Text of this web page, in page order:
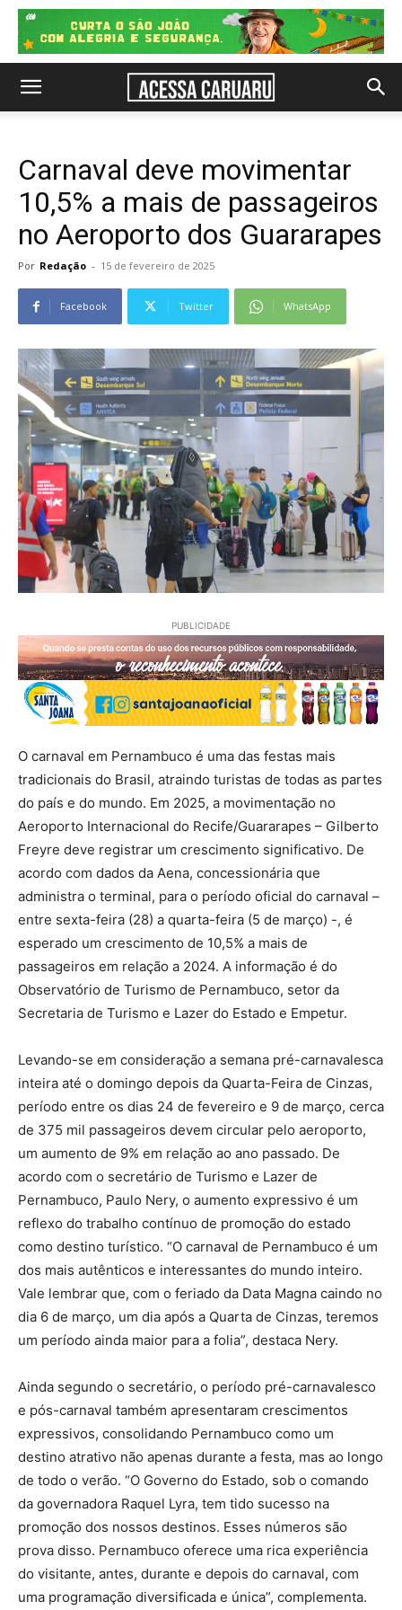
Carnaval deve movimentar
10,5% a mais de passageiros
no Aeroporto dos Guararapes
Por Redação - 15 de fevereiro de 2025
Facebook Twitter WhatsApp
PUBLICIDADE
O carnaval em Pernambuco é uma das festas mais
tradicionais do Brasil, atraindo turistas de todas as partes
do país e do mundo. Em 2025, a movimentação no
Aeroporto Internacional do Recife/Guararapes – Gilberto
Freyre deve registrar um crescimento significativo. De
acordo com dados da Aena, concessionária que
administra o terminal, para o período oficial do carnaval –
entre sexta-feira (28) a quarta-feira (5 de março) -, é
esperado um crescimento de 10,5% a mais de
passageiros em relação a 2024. A informação é do
Observatório de Turismo de Pernambuco, setor da
Secretaria de Turismo e Lazer do Estado e Empetur.
Levando-se em consideração a semana pré-carnavalesca
inteira até o domingo depois da Quarta-Feira de Cinzas,
período entre os dias 24 de fevereiro e 9 de março, cerca
de 375 mil passageiros devem circular pelo aeroporto,
um aumento de 9% em relação ao ano passado. De
acordo com o secretário de Turismo e Lazer de
Pernambuco, Paulo Nery, o aumento expressivo é um
reflexo do trabalho contínuo de promoção do estado
como destino turístico. “O carnaval de Pernambuco é um
dos mais autênticos e interessantes do mundo inteiro.
Vale lembrar que, com o feriado da Data Magna caindo no
dia 6 de março, um dia após a Quarta de Cinzas, teremos
um período ainda maior para a folia”, destaca Nery.
Ainda segundo o secretário, o período pré-carnavalesco
e pós-carnaval também apresentaram crescimentos
expressivos, consolidando Pernambuco como um
destino atrativo não apenas durante a festa, mas ao longo
de todo o verão. “O Governo do Estado, sob o comando
da governadora Raquel Lyra, tem tido sucesso na
promoção dos nossos destinos. Esses números são
prova disso. Pernambuco oferece uma rica experiência
do visitante, antes, durante e depois do carnaval, com
uma programação diversificada e única”, complementa.